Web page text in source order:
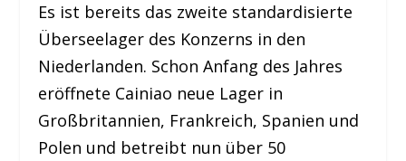
Es ist bereits das zweite standardisierte
Überseelager des Konzerns in den
Niederlanden. Schon Anfang des Jahres
eröffnete Cainiao neue Lager in
Großbritannien, Frankreich, Spanien und
Polen und betreibt nun über 50